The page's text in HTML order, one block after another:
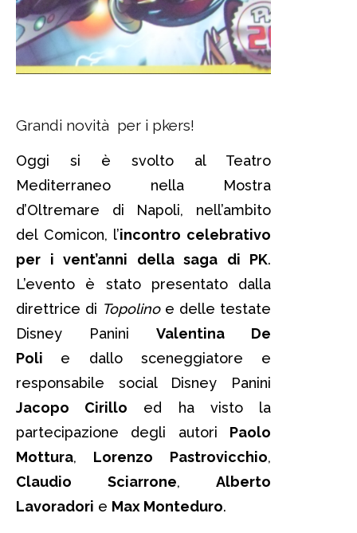
Grandi novità per i pkers!
Oggi si è svolto al Teatro
Mediterraneo nella Mostra
d’Oltremare di Napoli, nell’ambito
del Comicon, l’incontro celebrativo
per i vent’anni della saga di PK.
L’evento è stato presentato dalla
direttrice di Topolinoe delle testate
Disney Panini Valentina De
Poli e dallo sceneggiatore e
responsabile social Disney Panini
Jacopo Cirillo ed ha visto la
partecipazione degli autori Paolo
Mottura, Lorenzo Pastrovicchio,
Claudio Sciarrone, Alberto
Lavoradori e Max Monteduro.